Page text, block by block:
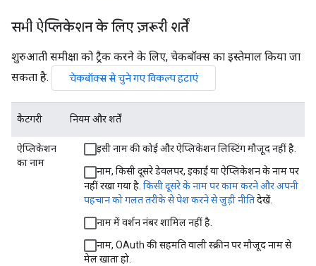
सभी ऐप्लिकेशन के लिए ज़रूरी शर्तें
शुरुआती समीक्षा को ट्रैक करने के लिए, चेकबॉक्स का इस्तेमाल किया जा
सकता है.
चेकबॉक्स से चुने गए विकल्प हटाएं
कैटगरी नियम और शर्तें
ऐप्लिकेशन
का नाम
इसी नाम की कोई और ऐप्लिकेशन लिस्टिंग मौजूद नहीं है.
नाम, किसी दूसरे डेवलपर, इकाई या ऐप्लिकेशन के नाम पर
नहीं रखा गया है. किसी दूसरे के नाम पर काम करने और अपनी
पहचान को गलत तरीके से पेश करने से जुड़ी नीतिदेखें.
नाम में वर्शन नंबर शामिल नहीं है.
नाम, OAuth की सहमति वाली स्क्रीन पर मौजूद नाम से
मेल खाता हो.